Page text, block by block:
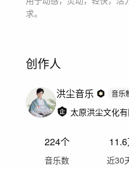
求。
创作人
洪尘音乐 音乐
太原洪尘文化
224个
音乐数 近30